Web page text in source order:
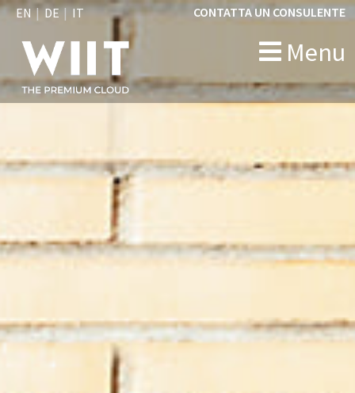
EN DE IT
Menu
CONTATTA UN CONSULENTE